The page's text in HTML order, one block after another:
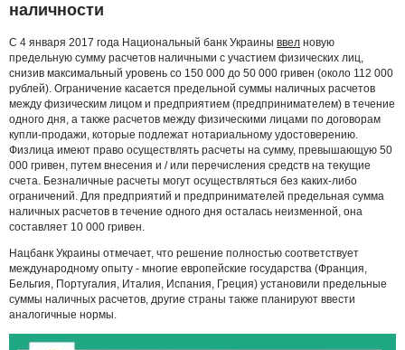
наличности
С 4 января 2017 года Национальный банк Украины ввел новую
предельную сумму расчетов наличными с участием физических лиц,
снизив максимальный уровень со 150 000 до 50 000 гривен (около 112 000
рублей). Ограничение касается предельной суммы наличных расчетов
между физическим лицом и предприятием (предпринимателем) в течение
одного дня, а также расчетов между физическими лицами по договорам
купли-продажи, которые подлежат нотариальному удостоверению.
Физлица имеют право осуществлять расчеты на сумму, превышающую 50
000 гривен, путем внесения и / или перечисления средств на текущие
счета. Безналичные расчеты могут осуществляться без каких-либо
ограничений. Для предприятий и предпринимателей предельная сумма
наличных расчетов в течение одного дня осталась неизменной, она
составляет 10 000 гривен.
Нацбанк Украины отмечает, что решение полностью соответствует
международному опыту - многие европейские государства (Франция,
Бельгия, Португалия, Италия, Испания, Греция) установили предельные
суммы наличных расчетов, другие страны также планируют ввести
аналогичные нормы.